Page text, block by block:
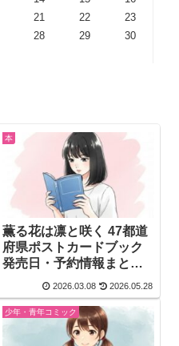
21 22
23
28 29
30
本
薫る花は凛と咲く 47都道
府県ポストカードブック
発売日・予約情報まとめ
｜県花×花言葉で彩る特別
イラスト集
2026.03.08 2026.05.28
少年・青年コミック